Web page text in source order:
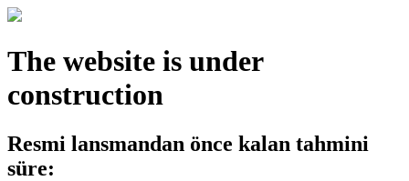
The website is under
construction
Resmi lansmandan önce kalan tahmini
süre: